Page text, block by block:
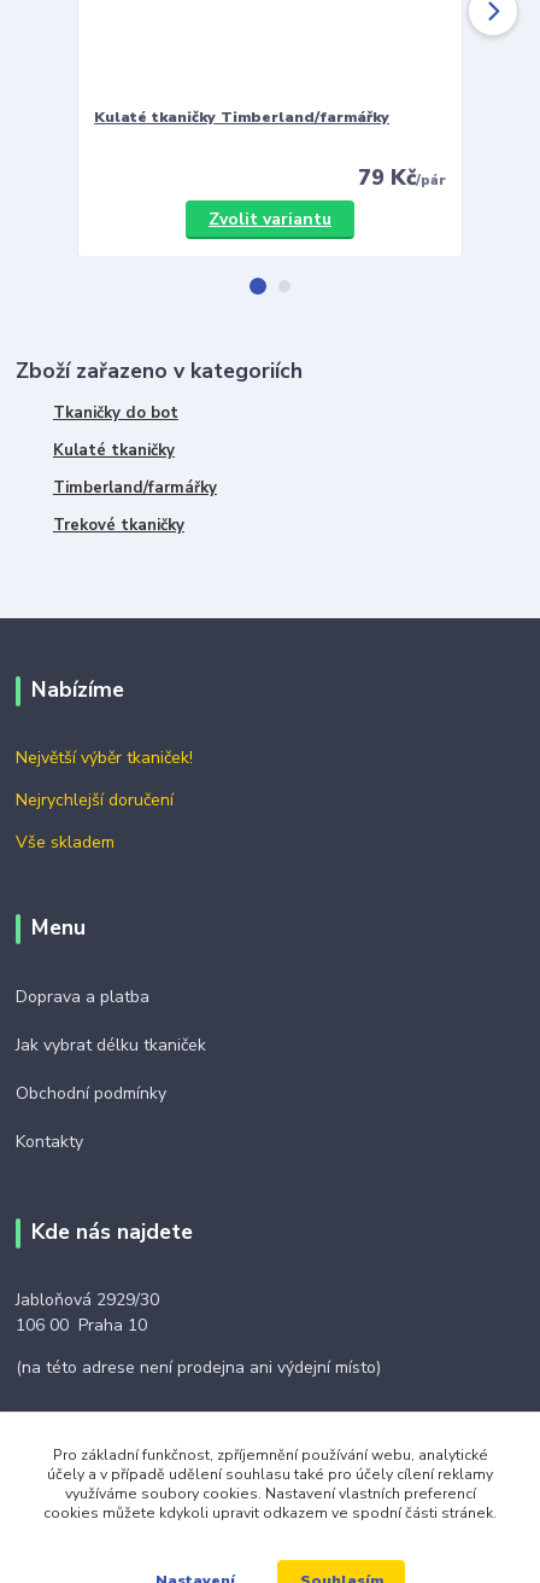
Kulaté tkaničky Timberland/farmářky
79 Kč/pár
Zvolit variantu
Zboží zařazeno v kategoriích
Tkaničky do bot
Kulaté tkaničky
Timberland/farmářky
Trekové tkaničky
Nabízíme
Největší výběr tkaniček!
Nejrychlejší doručení
Vše skladem
Menu
Doprava a platba
Jak vybrat délku tkaniček
Obchodní podmínky
Kontakty
Kde nás najdete
Jabloňová 2929/30
106 00 Praha 10
(na této adrese není prodejna ani výdejní místo)
Kontakty
Pro základní funkčnost, zpříjemnění používání webu, analytické
účely a v případě udělení souhlasu také pro účely cílení reklamy
využíváme soubory cookies. Nastavení vlastních preferencí
cookies můžete kdykoli upravit odkazem ve spodní části stránek.